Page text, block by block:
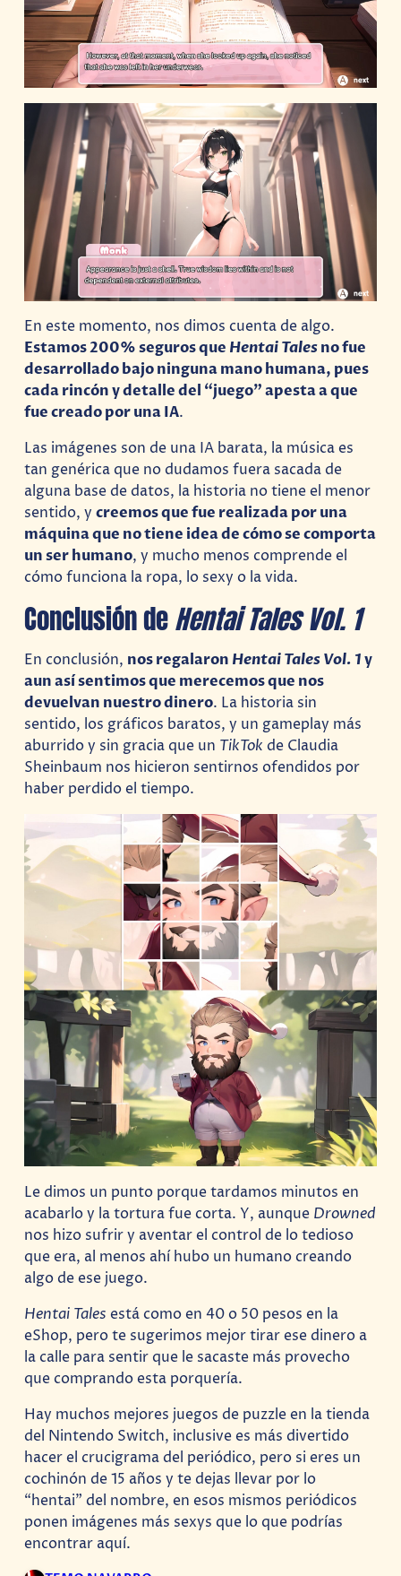
En este momento, nos dimos cuenta de algo.
Estamos 200% seguros que Hentai Talesno fue
desarrollado bajo ninguna mano humana, pues
cada rincón y detalle del “juego” apesta a que
fue creado por una IA.
Las imágenes son de una IA barata, la música es
tan genérica que no dudamos fuera sacada de
alguna base de datos, la historia no tiene el menor
sentido, ycreemos que fue realizada por una
máquina que no tiene idea de cómo se comporta
un ser humano, y mucho menos comprende el
cómo funciona la ropa, lo sexy o la vida.
Conclusión deHentai Tales Vol. 1
En conclusión, nos regalaron Hentai Tales Vol. 1y
aun así sentimos que merecemos que nos
devuelvan nuestro dinero. La historia sin
sentido, los gráficos baratos, y un gameplay más
aburrido y sin gracia que un TikTokde Claudia
Sheinbaum nos hicieron sentirnos ofendidos por
haber perdido el tiempo.
Le dimos un punto porque tardamos minutos en
acabarlo y la tortura fue corta. Y, aunque Drowned
nos hizo sufrir y aventar el control de lo tedioso
que era, al menos ahí hubo un humano creando
algo de ese juego.
Hentai Talesestá como en 40 o 50 pesos en la
eShop, pero te sugerimos mejor tirar ese dinero a
la calle para sentir que le sacaste más provecho
que comprando esta porquería.
Hay muchos mejores juegos de puzzle en la tienda
del Nintendo Switch, inclusive es más divertido
hacer el crucigrama del periódico, pero si eres un
cochinón de 15 años y te dejas llevar por lo
“hentai” del nombre, en esos mismos periódicos
ponen imágenes más sexys que lo que podrías
encontrar aquí.